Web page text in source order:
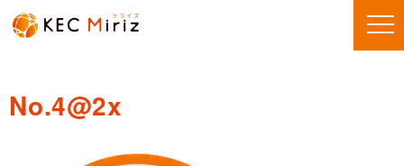
No.4@2x